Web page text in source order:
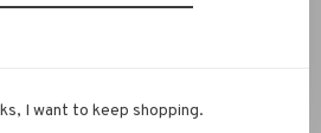
Shopping
I want to keep shopping.